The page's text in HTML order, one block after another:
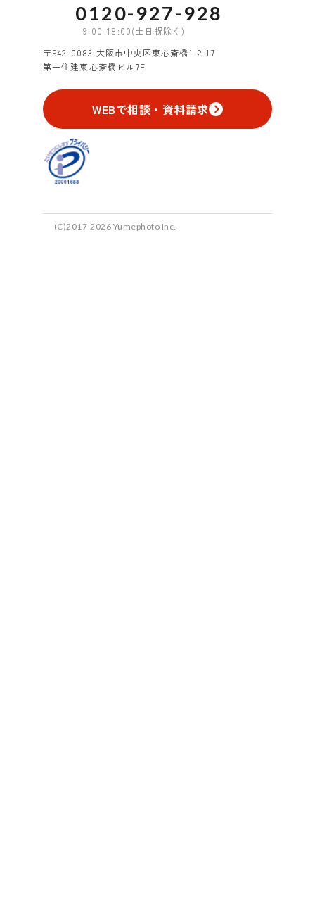
0120-927-928
9:00-18:00(土日祝除く)
〒542-0083 大阪市中央区東心斎橋1-2-17
第一住建東心斎橋ビル7F
WEBで相談・資料請求
(C)2017-2026 Yumephoto Inc.